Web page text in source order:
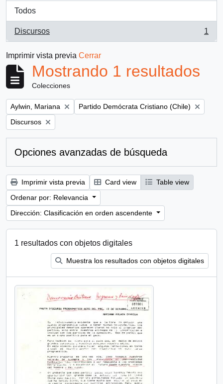
Todos
Discursos
, 1 resultados
1
Imprimir vista previa Cerrar
Mostrando 1 resultados
Colecciones
Remove filter:
Aylwin, Mariana Remove filter:
Partido Demócrata Cristiano (Chile)
Remove filter:
Discursos
Opciones avanzadas de búsqueda
Imprimir vista previa Card view
Table view
Ordenar por: Relevancia
Dirección: Clasificación en orden ascendente
1 resultados con objetos digitales
Muestra los resultados con objetos digitales